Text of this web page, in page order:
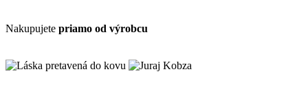
Nakupujete priamo od výrobcu